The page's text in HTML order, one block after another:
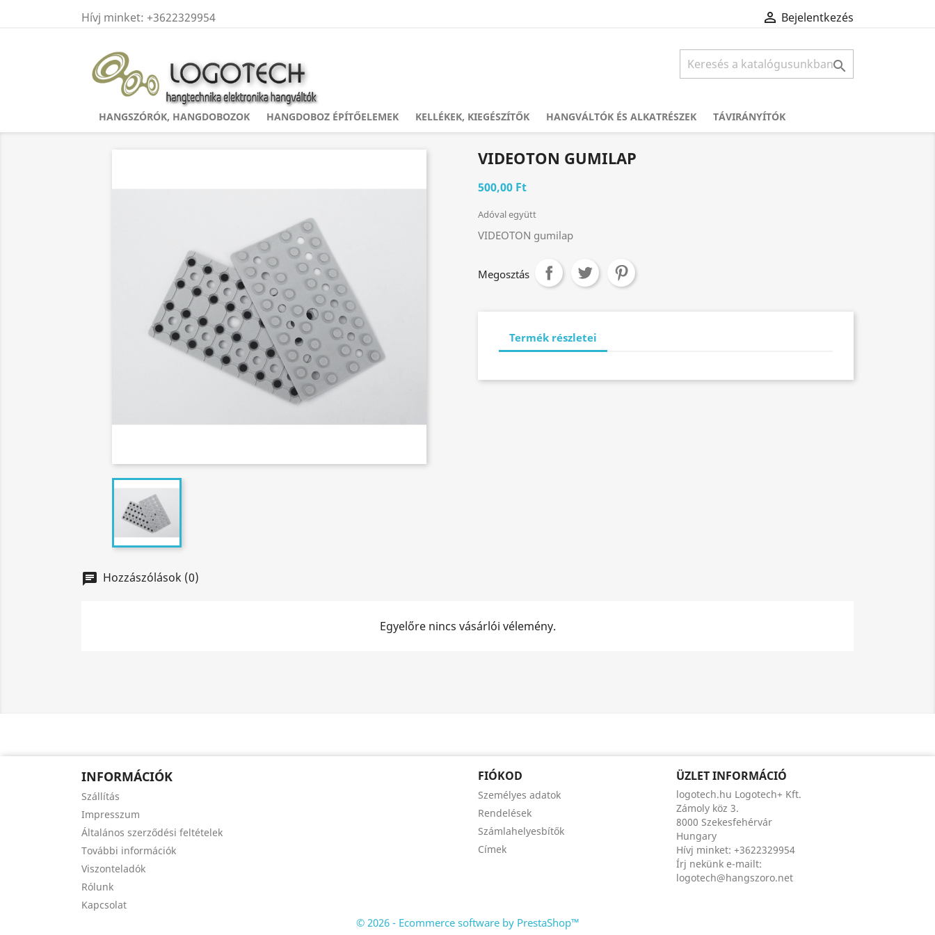
Hívj minket: +3622329954  Bejelentkezés

HANGSZÓRÓK, HANGDOBOZOK HANGDOBOZ ÉPÍTŐELEMEK KELLÉKEK, KIEGÉSZÍTŐK HANGVÁLTÓK ÉS ALKATRÉSZEK TÁVIRÁNYÍTÓK
VIDEOTON GUMILAP
500,00 Ft
Adóval együtt
VIDEOTON gumilap
Megosztás
Termék részletei
chat Hozzászólások (0)
Egyelőre nincs vásárlói vélemény.
INFORMÁCIÓK
Szállítás
Impresszum
Általános szerződési feltételek
További információk
Viszonteladók
Rólunk
Kapcsolat
FIÓKOD
Személyes adatok
Rendelések
Számlahelyesbítők
Címek
ÜZLET INFORMÁCIÓ
logotech.hu Logotech+ Kft.
Zámoly köz 3.
8000 Szekesfehérvár
Hungary
Hívj minket: +3622329954
Írj nekünk e-mailt:
logotech@hangszoro.net
© 2026 - Ecommerce software by PrestaShop™